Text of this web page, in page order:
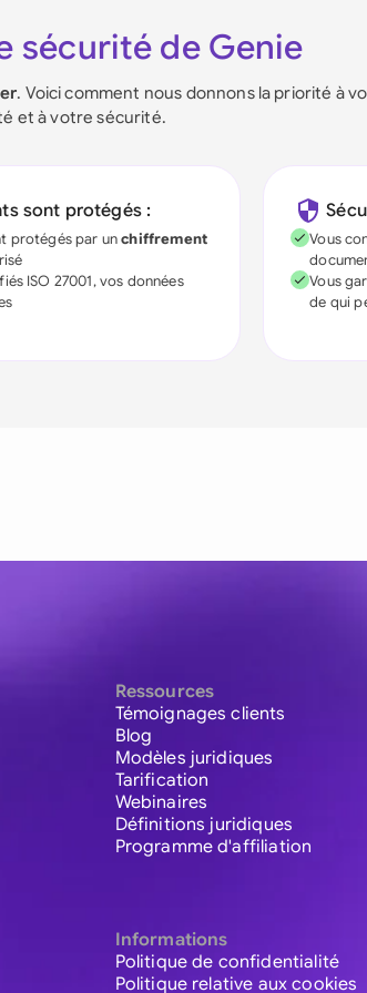
sécurité de Genie
. Voici comment nous donnons la priorité à
et à votre sécurité.
sont protégés :
protégés par unchiffrement
ISO 27001, vos données
Vous
Vous
de qui
Ressources
Témoignages clients
Blog
Modèles juridiques
Tarification
Webinaires
Définitions juridiques
Programme d'affiliation
Informations
Politique de confidentialité
Politique relative aux cookies